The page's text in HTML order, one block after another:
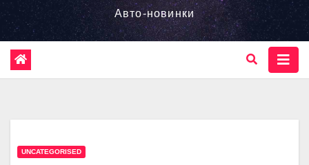
Авто-новинки
UNCATEGORISED